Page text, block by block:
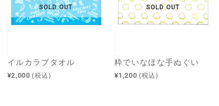
SOLD OUT
イルカラブタオル
¥2,000 (税込)
SOLD OUT
粋でいなほな手ぬぐい
¥1,200 (税込)